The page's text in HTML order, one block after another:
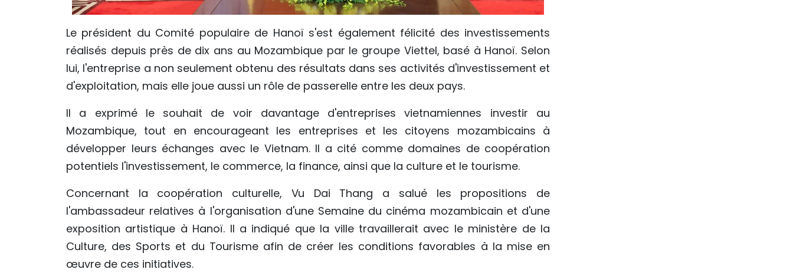
Le président du Comité populaire de Hanoï s'est également félicité des investissements
réalisés depuis près de dix ans au Mozambique par le groupe Viettel, basé à Hanoï. Selon
lui, l'entreprise a non seulement obtenu des résultats dans ses activités d'investissement et
d'exploitation, mais elle joue aussi un rôle de passerelle entre les deux pays.
Il a exprimé le souhait de voir davantage d'entreprises vietnamiennes investir au
Mozambique, tout en encourageant les entreprises et les citoyens mozambicains à
développer leurs échanges avec le Vietnam. Il a cité comme domaines de coopération
potentiels l'investissement, le commerce, la finance, ainsi que la culture et le tourisme.
Concernant la coopération culturelle, Vu Dai Thang a salué les propositions de
l'ambassadeur relatives à l'organisation d'une Semaine du cinéma mozambicain et d'une
exposition artistique à Hanoï. Il a indiqué que la ville travaillerait avec le ministère de la
Culture, des Sports et du Tourisme afin de créer les conditions favorables à la mise en
œuvre de ces initiatives.